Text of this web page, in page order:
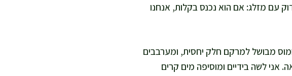
עם מזלג: אם הוא נכנס בקלות, אנחנו
מבושל למרקם חלק יחסית, ומערבבים
אני לשה בידיים ומוסיפה מים קרים